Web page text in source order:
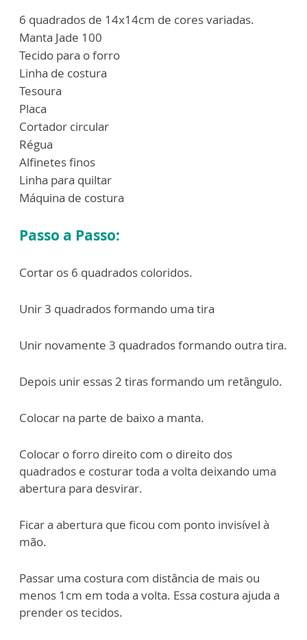
6 quadrados de 14x14cm de cores variadas.
Manta Jade 100
Tecido para o forro
Linha de costura
Tesoura
Placa
Cortador circular
Régua
Alfinetes finos
Linha para quiltar
Máquina de costura
Passo a Passo:
Cortar os 6 quadrados coloridos.
Unir 3 quadrados formando uma tira
Unir novamente 3 quadrados formando outra tira.
Depois unir essas 2 tiras formando um retângulo.
Colocar na parte de baixo a manta.
Colocar o forro direito com o direito dos
quadrados e costurar toda a volta deixando uma
abertura para desvirar.
Ficar a abertura que ficou com ponto invisível à
mão.
Passar uma costura com distância de mais ou
menos 1cm em toda a volta. Essa costura ajuda a
prender os tecidos.